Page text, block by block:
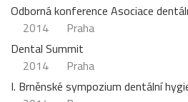
Odborná konference Asociace
2014
Praha
Dental Summit
2014
Praha
I. Brněnské sympozium dentální